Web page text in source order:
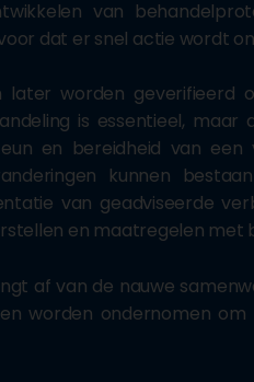
van
dat er snel actie wordt
later worden
is essentieel,
en bereidheid van
kunnen
van geadviseerde
en maatregelen
af van de nauwe
worden ondernomen